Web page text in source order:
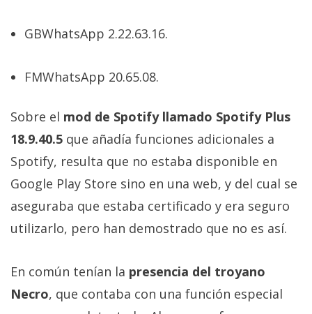
GBWhatsApp 2.22.63.16.
FMWhatsApp 20.65.08.
Sobre el mod de Spotify llamado Spotify Plus
18.9.40.5 que añadía funciones adicionales a
Spotify, resulta que no estaba disponible en
Google Play Store sino en una web, y del cual se
aseguraba que estaba certificado y era seguro
utilizarlo, pero han demostrado que no es así.
En común tenían la presencia del troyano
Necro, que contaba con una función especial